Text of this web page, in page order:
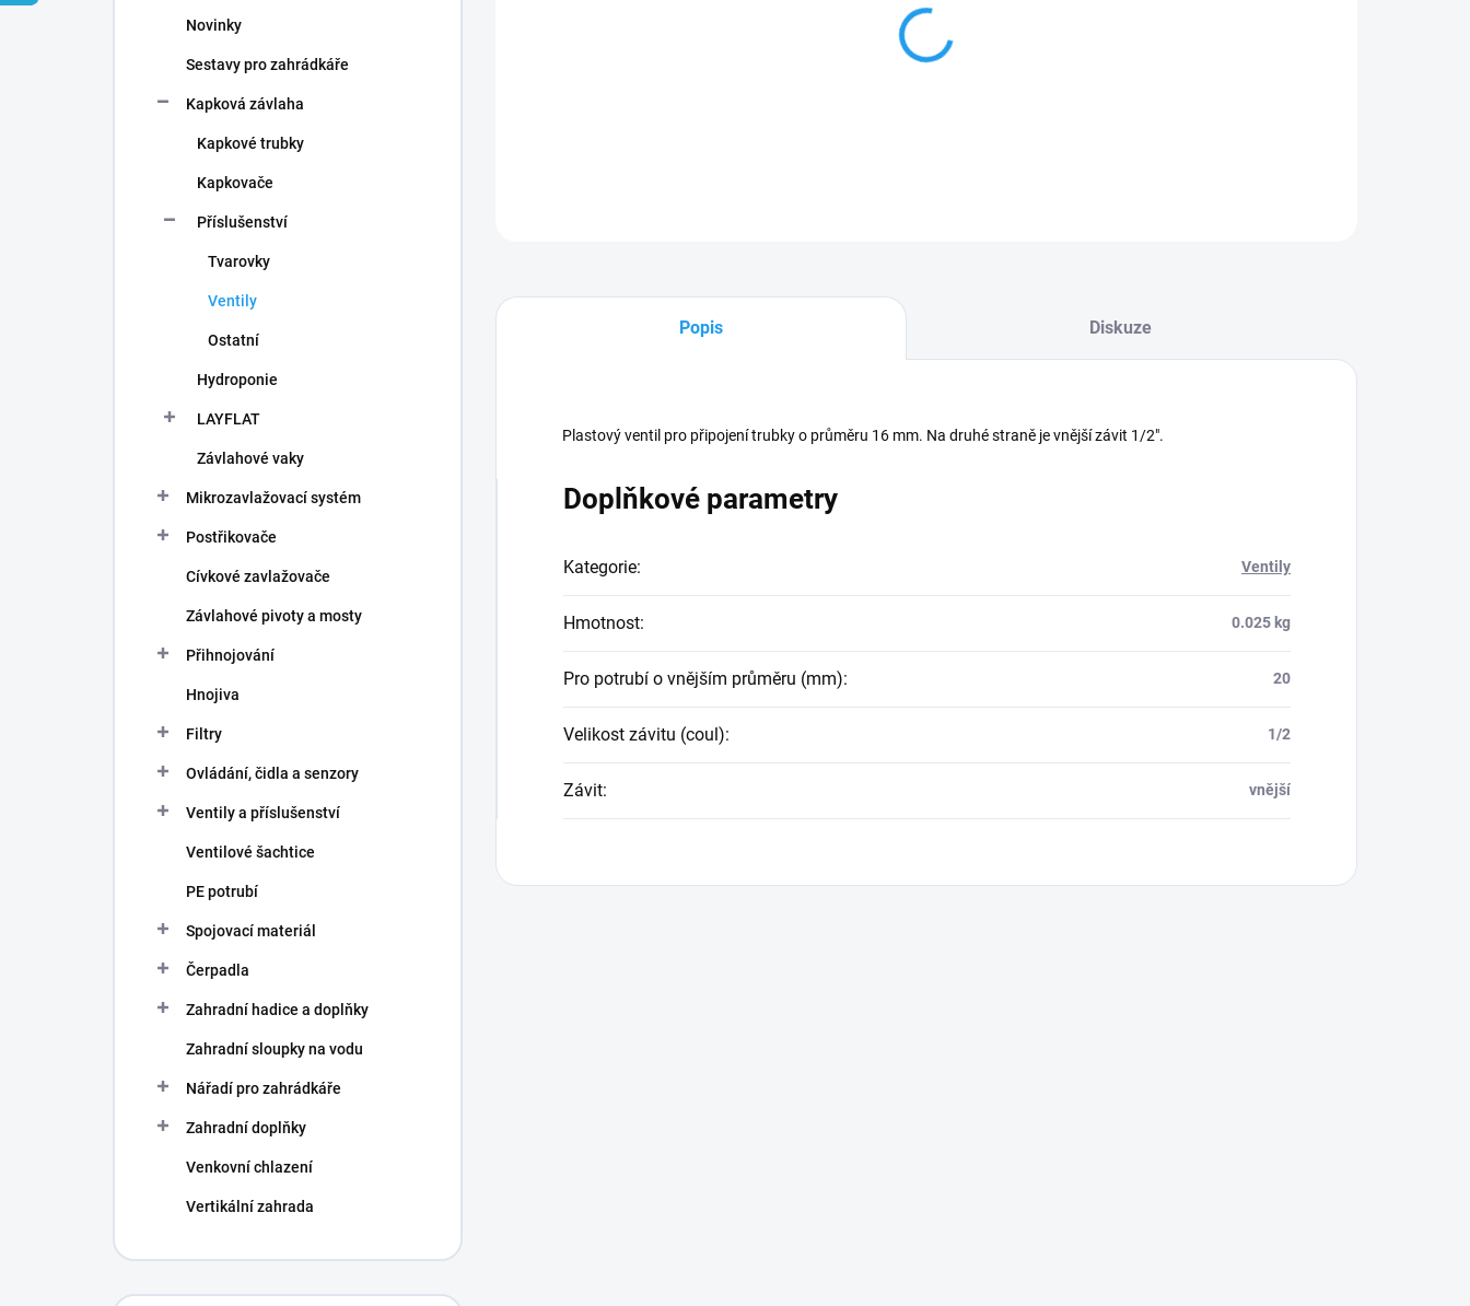
Novinky
Sestavy pro zahrádkáře
Kapková závlaha
Kapkové trubky
Kapkovače
Příslušenství
Tvarovky
Ventily
Ostatní
Hydroponie
LAYFLAT
Závlahové vaky
Mikrozavlažovací systém
Postřikovače
Cívkové zavlažovače
Závlahové pivoty a mosty
Přihnojování
Hnojiva
Filtry
Ovládání, čidla a senzory
Ventily a příslušenství
Ventilové šachtice
PE potrubí
Spojovací materiál
Čerpadla
Zahradní hadice a doplňky
Zahradní sloupky na vodu
Nářadí pro zahrádkáře
Zahradní doplňky
Venkovní chlazení
Vertikální zahrada
Na druhé straně je vnější závit 1/2".
Popis Diskuze
Plastový ventil pro připojení trubky o průměru 16 mm. Na druhé straně je vnější závit 1/2".
Doplňkové parametry
Kategorie: Ventily
Hmotnost: 0.025 kg
Pro potrubí o vnějším průměru (mm): 20
Velikost závitu (coul): 1/2
Závit: vnější